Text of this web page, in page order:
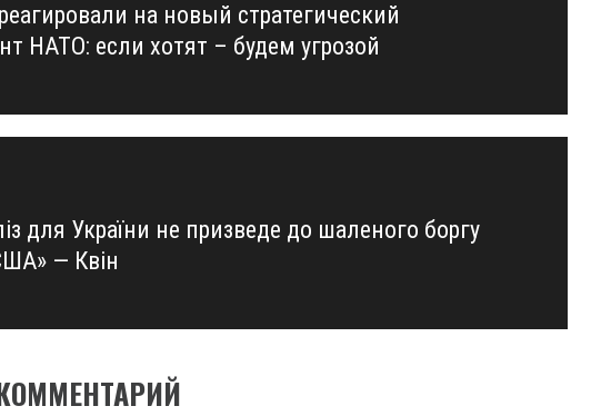
на новый стратегический
НАТО: если хотят – будем угрозой
для України не призведе до шаленого боргу
— Квін